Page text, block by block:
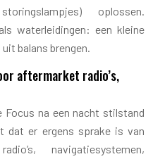
oplossen.
waterleidingen: een kleine
balans brengen.
aftermarket radio’s,
Focus na een nacht stilstand
dat er ergens sprake is van
navigatiesystemen,